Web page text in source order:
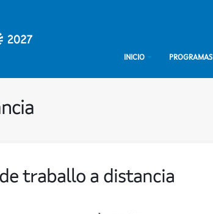
INICIO PROGRAMAS
traballo a distancia